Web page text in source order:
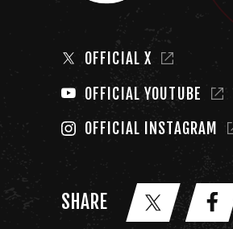
OFFICIAL X
OFFICIAL YOUTUBE
OFFICIAL INSTAGRAM
SHARE